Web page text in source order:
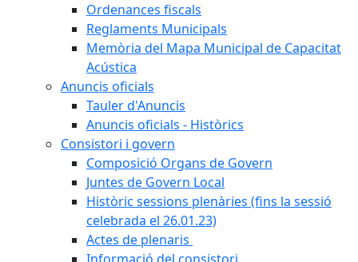
Ordenances fiscals
Reglaments Municipals
Memòria del Mapa Municipal de Capacitat
Acústica
Anuncis oficials
Tauler d'Anuncis
Anuncis oficials - Històrics
Consistori i govern
Composició Organs de Govern
Juntes de Govern Local
Històric sessions plenàries (fins la sessió
celebrada el 26.01.23)
Actes de plenaris